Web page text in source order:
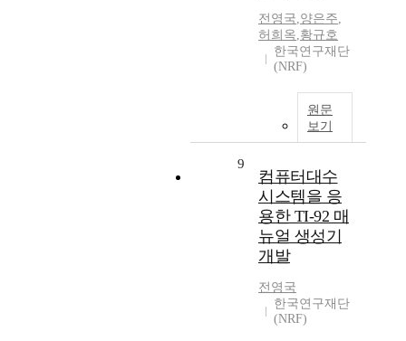
전영국,양은주,
허희옥,황규호
한국연구재단
(NRF)
원문
보기
9
컴퓨터대수
시스템을 응
용한 TI-92 매
뉴얼 생성기
개발
전영국
한국연구재단
(NRF)